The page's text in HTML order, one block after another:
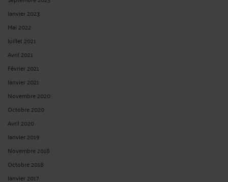
Janvier 2023
Mai 2022
Juillet 2021
Avril 2021
Février 2021
Janvier 2021
Novembre 2020
Octobre 2020
Avril 2020
Janvier 2019
Novembre 2018
Octobre 2018
Janvier 2017